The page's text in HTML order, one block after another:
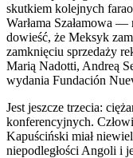
skutkiem kolejnych
Warłama Szałamowa
dowieść, że Meksyk
zamknięciu sprzedaży
Marią Nadotti, Andreą
wydania Fundación
Jest jeszcze trzecia:
konferencyjnych.
Kapuściński miał
niepodległości Angoli i